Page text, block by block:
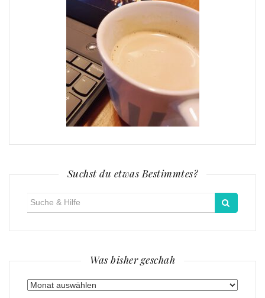
Suchst du etwas Bestimmtes?
Was bisher geschah
Was